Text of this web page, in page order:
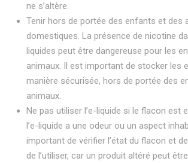
ne s’altère.
Tenir hors de portée des enfants et des
domestiques. La présence de nicotine
liquides peut être dangereuse pour les
animaux. Il est important de stocker les
manière sécurisée, hors de portée des
animaux.
Ne pas utiliser l’e-liquide si le flacon est
l’e-liquide a une odeur ou un aspect
important de vérifier l’état du flacon et
de l’utiliser, car un produit altéré peut